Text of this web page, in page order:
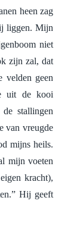
heen zag
liggen. Mijn
niet
zijn zal, dat
velden geen
uit de kooi
stallingen
van vreugde
mijns heils.
mijn voeten
kracht),
Hij geeft